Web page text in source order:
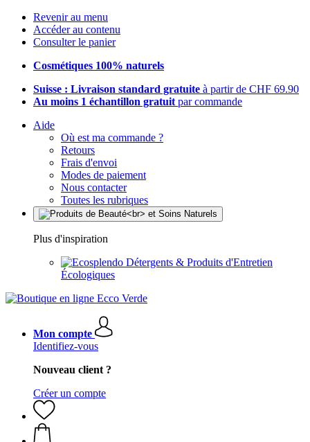
Revenir au menu
Accéder au contenu
Consulter le panier
Cosmétiques 100% naturels
Suisse : Livraison standard gratuite à partir de CHF 69.90
Au moins 1 échantillon gratuit par commande
Aide
Où est ma commande ?
Retours
Frais d'envoi
Modes de paiement
Nous contacter
Toutes les rubriques
Plus d'inspiration
Détergents & Produits d'Entretien
Écologiques
Mon compte
Identifiez-vous
Nouveau client ?
Créer un compte